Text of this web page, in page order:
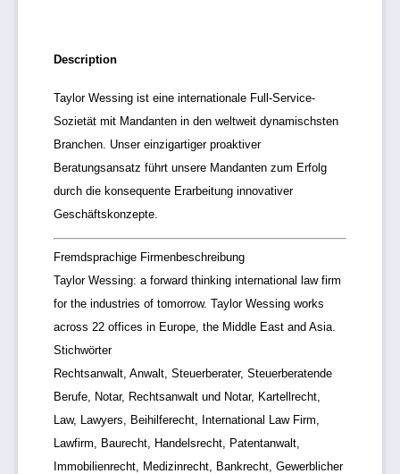
Description
Taylor Wessing ist eine internationale Full-Service-
Sozietät mit Mandanten in den weltweit dynamischsten
Branchen. Unser einzigartiger proaktiver
Beratungsansatz führt unsere Mandanten zum Erfolg
durch die konsequente Erarbeitung innovativer
Geschäftskonzepte.
Fremdsprachige Firmenbeschreibung
Taylor Wessing: a forward thinking international law firm
for the industries of tomorrow. Taylor Wessing works
across 22 offices in Europe, the Middle East and Asia.
Stichwörter
Rechtsanwalt, Anwalt, Steuerberater, Steuerberatende
Berufe, Notar, Rechtsanwalt und Notar, Kartellrecht,
Law, Lawyers, Beihilferecht, International Law Firm,
Lawfirm, Baurecht, Handelsrecht, Patentanwalt,
Immobilienrecht, Medizinrecht, Bankrecht, Gewerblicher